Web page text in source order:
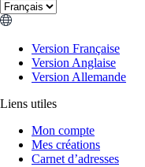
Version Française
Version Anglaise
Version Allemande
Liens utiles
Mon compte
Mes créations
Carnet d’adresses